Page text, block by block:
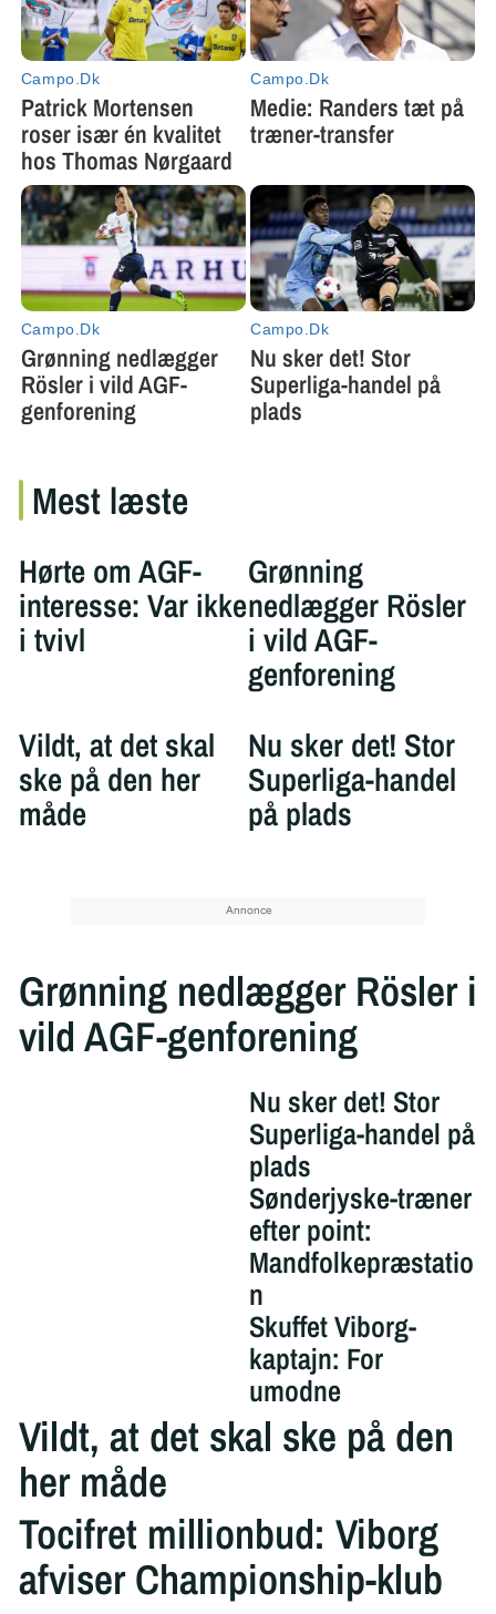
Mest læste
Hørte om AGF-
interesse: Var ikke
i tvivl
Grønning
nedlægger Rösler
i vild AGF-
genforening
Vildt, at det skal
ske på den her
måde
Nu sker det! Stor
Superliga-handel
på plads
Grønning nedlægger Rösler i
vild AGF-genforening
Nu sker det! Stor
Superliga-handel på
plads
Sønderjyske-træner
efter point:
Mandfolkepræstatio
n
Skuffet Viborg-
kaptajn: For
umodne
Vildt, at det skal ske på den
her måde
Tocifret millionbud: Viborg
afviser Championship-klub